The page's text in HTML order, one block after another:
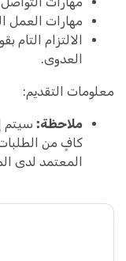
مهارات العمل
الالتزام التام
العدوى.
معلومات التقديم:
ملاحظة: سيتم
كافٍ من
المعتمد لدى